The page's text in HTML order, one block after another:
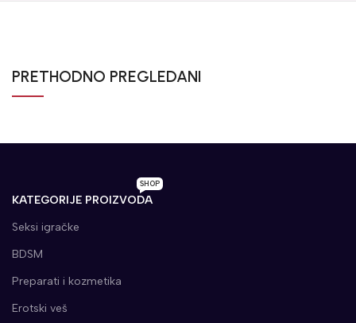
PRETHODNO PREGLEDANI
KATEGORIJE PROIZVODA
SHOP
Seksi igračke
BDSM
Preparati i kozmetika
Erotski veš